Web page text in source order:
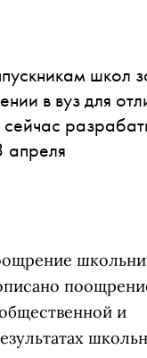
школ
в вуз для
апреля
и